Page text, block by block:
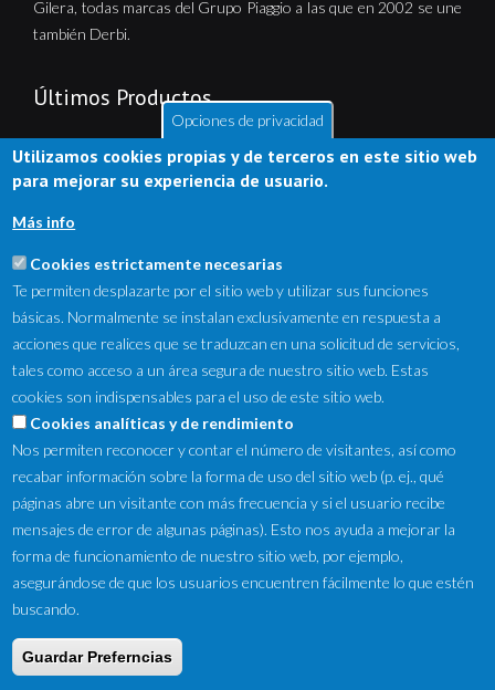
Gilera, todas marcas del Grupo Piaggio a las que en 2002 se une
también Derbi.
Últimos Productos
NewsLetter
Opciones de privacidad
Utilizamos cookies propias y de terceros en este sitio web
para mejorar su experiencia de usuario.
Más info
Cookies estrictamente necesarias
Te permiten desplazarte por el sitio web y utilizar sus funciones
básicas. Normalmente se instalan exclusivamente en respuesta a
acciones que realices que se traduzcan en una solicitud de servicios,
tales como acceso a un área segura de nuestro sitio web. Estas
cookies son indispensables para el uso de este sitio web.
Cookies analíticas y de rendimiento
Nos permiten reconocer y contar el número de visitantes, así como
recabar información sobre la forma de uso del sitio web (p. ej., qué
páginas abre un visitante con más frecuencia y si el usuario recibe
mensajes de error de algunas páginas). Esto nos ayuda a mejorar la
forma de funcionamiento de nuestro sitio web, por ejemplo,
asegurándose de que los usuarios encuentren fácilmente lo que estén
buscando.
Guardar Preferncias